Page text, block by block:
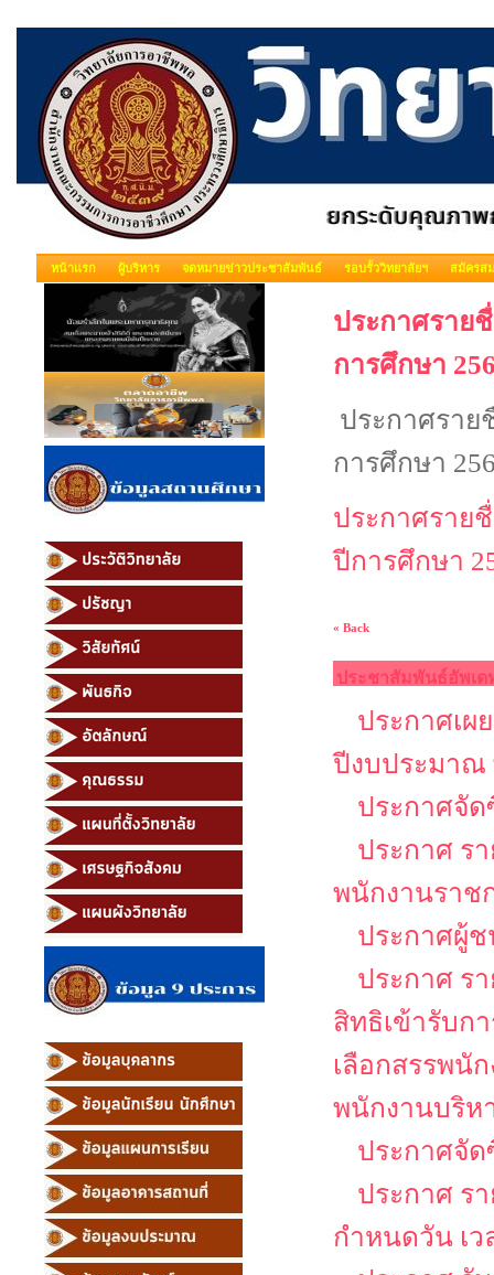
หน้าแรก ผู้บริหาร จดหมายข่าวประชาสัมพันธ์ รอบรั้ววิทยาลัยฯ สมัครส
ประกาศราย
การศึกษา
ประกาศราย
การศึกษา
ประกาศราย
ปีการศึกษา
« Back
ประชาสัมพันธ์อัพเด
ประกาศเผ
ปีงบประมาณ
ประกาศจัด
ประกาศ ร
พนักงานราช
ประกาศผู้ช
ประกาศ ร
สิทธิเข้ารับก
เลือกสรรพนั
พนักงานบริห
ประกาศจัด
ประกาศ ร
กำหนดวัน เว